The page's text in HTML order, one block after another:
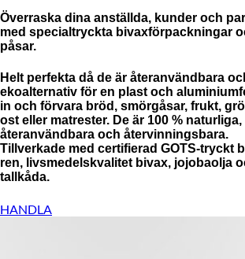
Överraska dina anställda, kunder och
med specialtryckta bivaxförpackningar
påsar.
Helt perfekta då de är återanvändbara
ekoalternativ för en plast och
in och förvara bröd, smörgåsar, frukt,
ost eller matrester. De är 100 % naturliga,
återanvändbara och återvinningsbara.
Tillverkade med certifierad GOTS-tryckt
ren, livsmedelskvalitet bivax, jojobaolja
tallkåda.
HANDLA